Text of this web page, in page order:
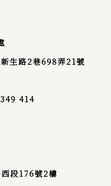
生路2巷698弄21號
414
段176號2樓